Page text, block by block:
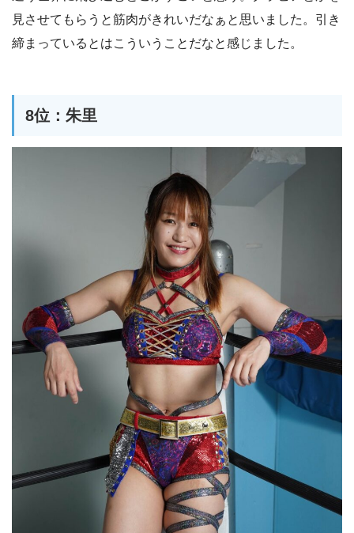
見させてもらうと筋肉がきれいだなぁと思いました。引き
締まっているとはこういうことだなと感じました。
8位：朱里